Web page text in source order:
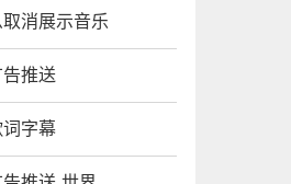
取消展示音乐
告推送
词字幕